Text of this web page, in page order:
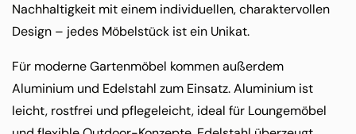
Nachhaltigkeit mit einem individuellen, charaktervollen
Design – jedes Möbelstück ist ein Unikat.
Für moderne Gartenmöbel kommen außerdem
Aluminium und Edelstahl zum Einsatz. Aluminium ist
leicht, rostfrei und pflegeleicht, ideal für Loungemöbel